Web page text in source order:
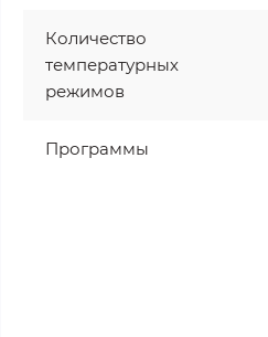
Количество
температурных
режимов
Программы